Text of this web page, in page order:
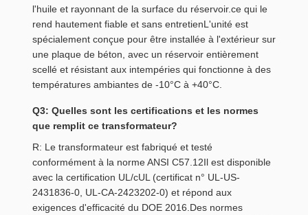
l'huile et rayonnant de la surface du réservoir.ce qui le
rend hautement fiable et sans entretienL'unité est
spécialement conçue pour être installée à l'extérieur sur
une plaque de béton, avec un réservoir entièrement
scellé et résistant aux intempéries qui fonctionne à des
températures ambiantes de -10°C à +40°C.
Q3: Quelles sont les certifications et les normes
que remplit ce transformateur?
R: Le transformateur est fabriqué et testé
conformément à la norme ANSI C57.12Il est disponible
avec la certification UL/cUL (certificat n° UL-US-
2431836-0, UL-CA-2423202-0) et répond aux
exigences d'efficacité du DOE 2016.Des normes